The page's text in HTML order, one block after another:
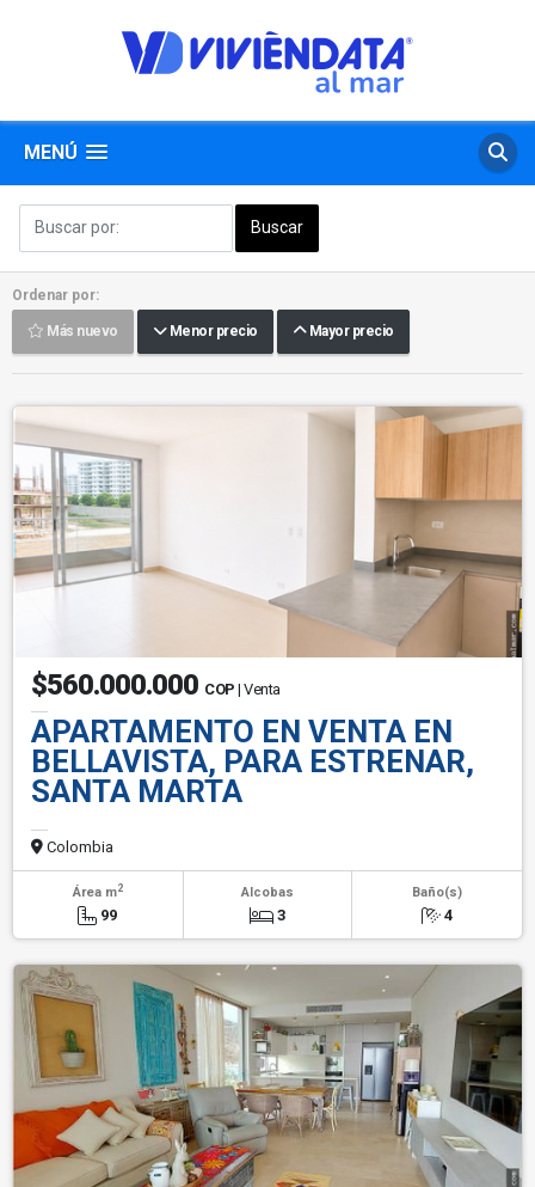
MENÚ
Ordenar por:
Más nuevo Menor precio Mayor precio
$560.000.000 COP | Venta
APARTAMENTO EN VENTA EN
BELLAVISTA, PARA ESTRENAR,
SANTA MARTA
Colombia
Área m2
99
Alcobas
3
Baño(s)
4